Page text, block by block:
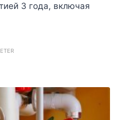
3 года, включая